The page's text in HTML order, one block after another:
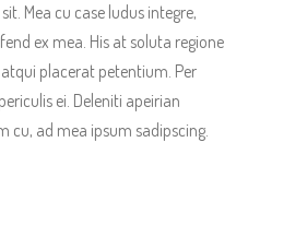
Mea cu case ludus integre,
ex mea. His at soluta regione
placerat petentium. Per
ei. Deleniti apeirian
cu, ad mea ipsum sadipscing.